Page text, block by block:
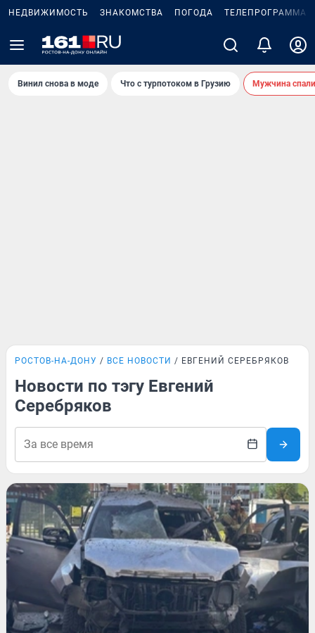
НЕДВИЖИМОСТЬ ЗНАКОМСТВА ПОГОДА ТЕЛЕПРОГРАММА
Винил снова в моде Что с турпотоком в Грузию Мужчина
РОСТОВ-НА-ДОНУ ВСЕ НОВОСТИ ЕВГЕНИЙ СЕРЕБРЯКОВ
Новости по тэгу Евгений
Серебряков